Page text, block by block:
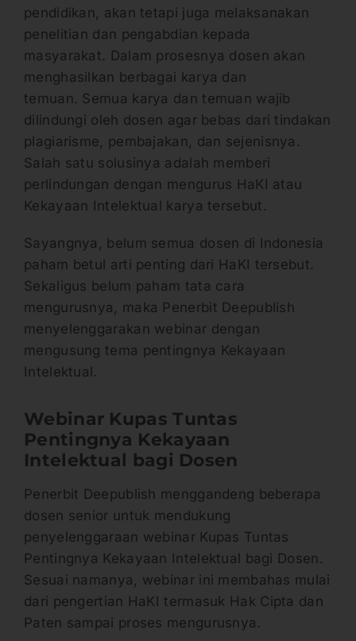
pendidikan, akan tetapi juga melaksanakan
penelitian dan pengabdian kepada
masyarakat. Dalam prosesnya dosen akan
menghasilkan berbagai karya dan
temuan. Semua karya dan temuan wajib
dilindungi oleh dosen agar bebas dari tindakan
plagiarisme, pembajakan, dan sejenisnya.
Salah satu solusinya adalah memberi
perlindungan dengan mengurus HaKI atau
Kekayaan Intelektual karya tersebut.
Sayangnya, belum semua dosen di Indonesia
paham betul arti penting dari HaKI tersebut.
Sekaligus belum paham tata cara
mengurusnya, maka Penerbit Deepublish
menyelenggarakan webinar dengan
mengusung tema pentingnya Kekayaan
Intelektual.
Webinar Kupas Tuntas
Pentingnya Kekayaan
Intelektual bagi Dosen
Penerbit Deepublish menggandeng beberapa
dosen senior untuk mendukung
penyelenggaraan webinar Kupas Tuntas
Pentingnya Kekayaan Intelektual bagi Dosen.
Sesuai namanya, webinar ini membahas mulai
dari pengertian HaKI termasuk Hak Cipta dan
Paten sampai proses mengurusnya.